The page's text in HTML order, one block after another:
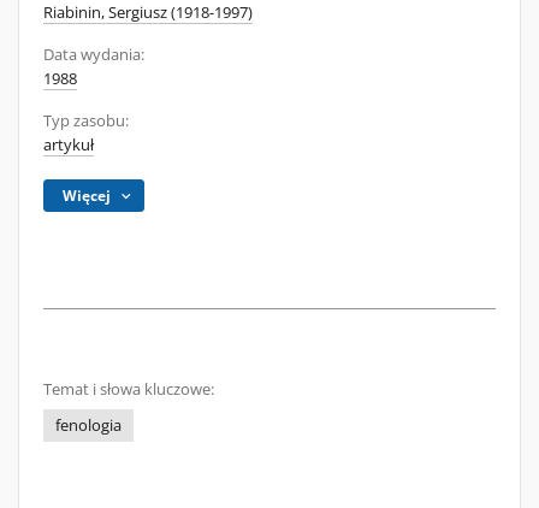
Riabinin, Sergiusz (1918-1997)
Data wydania:
1988
Typ zasobu:
artykuł
Więcej
Temat i słowa kluczowe:
fenologia